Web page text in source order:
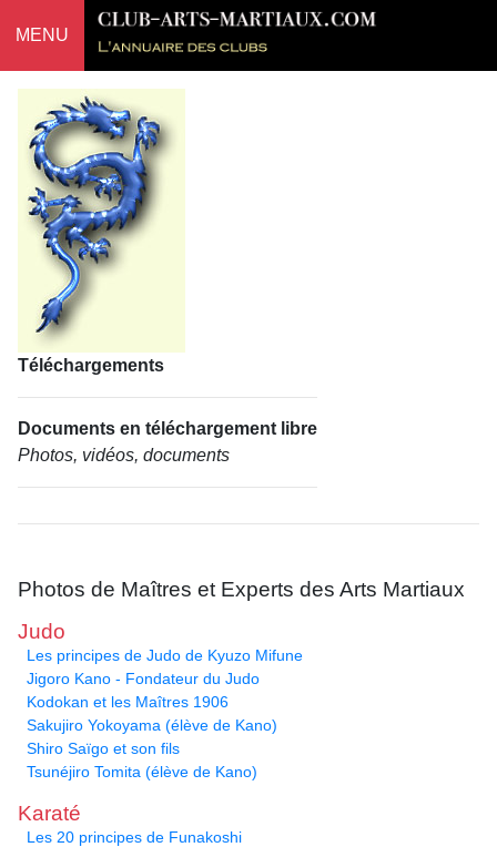
MENU
Téléchargements
Documents en téléchargement libre
Photos, vidéos, documents
Photos de Maîtres et Experts des Arts Martiaux
Judo
Les principes de Judo de Kyuzo Mifune
Jigoro Kano - Fondateur du Judo
Kodokan et les Maîtres 1906
Sakujiro Yokoyama (élève de Kano)
Shiro Saïgo et son fils
Tsunéjiro Tomita (élève de Kano)
Karaté
Les 20 principes de Funakoshi